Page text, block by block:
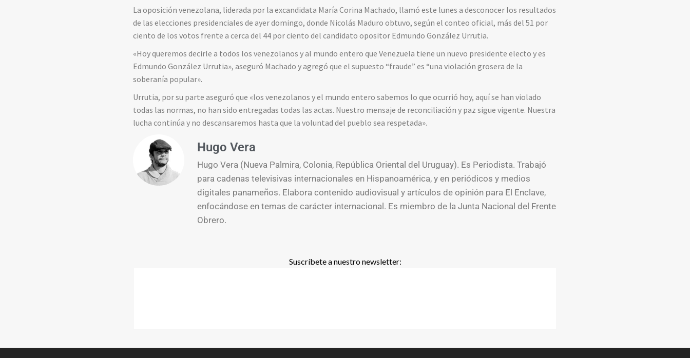
La oposición venezolana, liderada por la excandidata María Corina Machado, llamó este lunes a desconocer los resultados
de las elecciones presidenciales de ayer domingo, donde Nicolás Maduro obtuvo, según el conteo oficial, más del 51 por
ciento de los votos frente a cerca del 44 por ciento del candidato opositor Edmundo González Urrutia.
«Hoy queremos decirle a todos los venezolanos y al mundo entero que Venezuela tiene un nuevo presidente electo y es
Edmundo González Urrutia», aseguró Machado y agregó que el supuesto “fraude” es “una violación grosera de la
soberanía popular».
Urrutia, por su parte aseguró que «los venezolanos y el mundo entero sabemos lo que ocurrió hoy, aquí se han violado
todas las normas, no han sido entregadas todas las actas. Nuestro mensaje de reconciliación y paz sigue vigente. Nuestra
lucha continúa y no descansaremos hasta que la voluntad del pueblo sea respetada».
Hugo Vera
Hugo Vera (Nueva Palmira, Colonia, República Oriental del Uruguay). Es Periodista. Trabajó
para cadenas televisivas internacionales en Hispanoamérica, y en periódicos y medios
digitales panameños. Elabora contenido audiovisual y artículos de opinión para El Enclave,
enfocándose en temas de carácter internacional. Es miembro de la Junta Nacional del Frente
Obrero.
Suscríbete a nuestro newsletter: